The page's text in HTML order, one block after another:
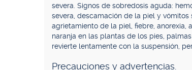
severa. Signos de sobredosis aguda:
severa, descamación de la piel y
agrietamiento de la piel, fiebre, anorexia,
naranja en las plantas de los pies,
revierte lentamente con la suspensión,
Precauciones y advertencias.